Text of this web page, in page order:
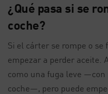
¿Qué pasa si se
coche?
Si el cárter se rompe o
empezar a perder aceite.
como una fuga leve —con
coche—, pero puede